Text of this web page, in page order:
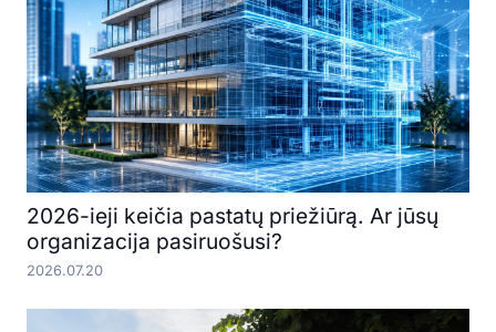
2026-ieji keičia pastatų priežiūrą. Ar jūsų
organizacija pasiruošusi?
2026.07.20